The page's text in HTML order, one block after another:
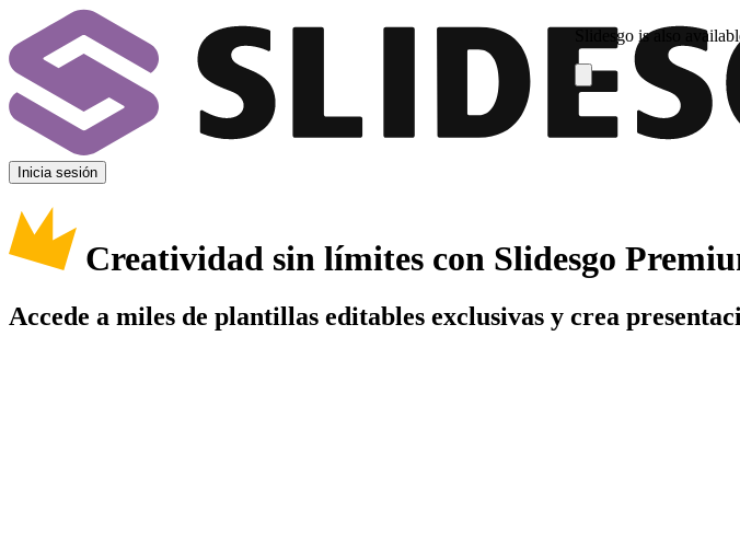
Slidesgo is also
Inicia sesión
Creatividad sin límites con Slidesgo
Accede a miles de plantillas editables exclusivas y crea